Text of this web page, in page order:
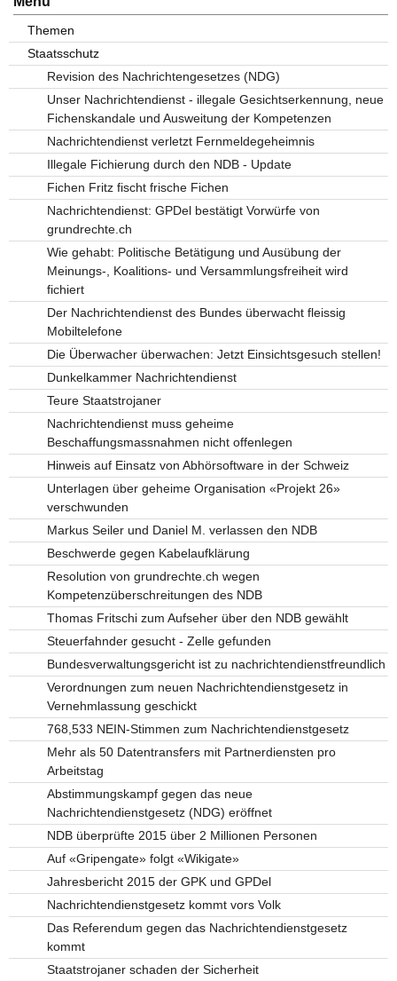
Themen
Staatsschutz
Revision des Nachrichtengesetzes (NDG)
Unser Nachrichtendienst - illegale Gesichtserkennung, neue
Fichenskandale und Ausweitung der Kompetenzen
Nachrichtendienst verletzt Fernmeldegeheimnis
Illegale Fichierung durch den NDB - Update
Fichen Fritz fischt frische Fichen
Nachrichtendienst: GPDel bestätigt Vorwürfe von
grundrechte.ch
Wie gehabt: Politische Betätigung und Ausübung der
Meinungs-, Koalitions- und Versammlungsfreiheit wird
fichiert
Der Nachrichtendienst des Bundes überwacht fleissig
Mobiltelefone
Die Überwacher überwachen: Jetzt Einsichtsgesuch stellen!
Dunkelkammer Nachrichtendienst
Teure Staatstrojaner
Nachrichtendienst muss geheime
Beschaffungsmassnahmen nicht offenlegen
Hinweis auf Einsatz von Abhörsoftware in der Schweiz
Unterlagen über geheime Organisation «Projekt 26»
verschwunden
Markus Seiler und Daniel M. verlassen den NDB
Beschwerde gegen Kabelaufklärung
Resolution von grundrechte.ch wegen
Kompetenzüberschreitungen des NDB
Thomas Fritschi zum Aufseher über den NDB gewählt
Steuerfahnder gesucht - Zelle gefunden
Bundesverwaltungsgericht ist zu nachrichtendienstfreundlich
Verordnungen zum neuen Nachrichtendienstgesetz in
Vernehmlassung geschickt
768,533 NEIN-Stimmen zum Nachrichtendienstgesetz
Mehr als 50 Datentransfers mit Partnerdiensten pro
Arbeitstag
Abstimmungskampf gegen das neue
Nachrichtendienstgesetz (NDG) eröffnet
NDB überprüfte 2015 über 2 Millionen Personen
Auf «Gripengate» folgt «Wikigate»
Jahresbericht 2015 der GPK und GPDel
Nachrichtendienstgesetz kommt vors Volk
Das Referendum gegen das Nachrichtendienstgesetz
kommt
Staatstrojaner schaden der Sicherheit